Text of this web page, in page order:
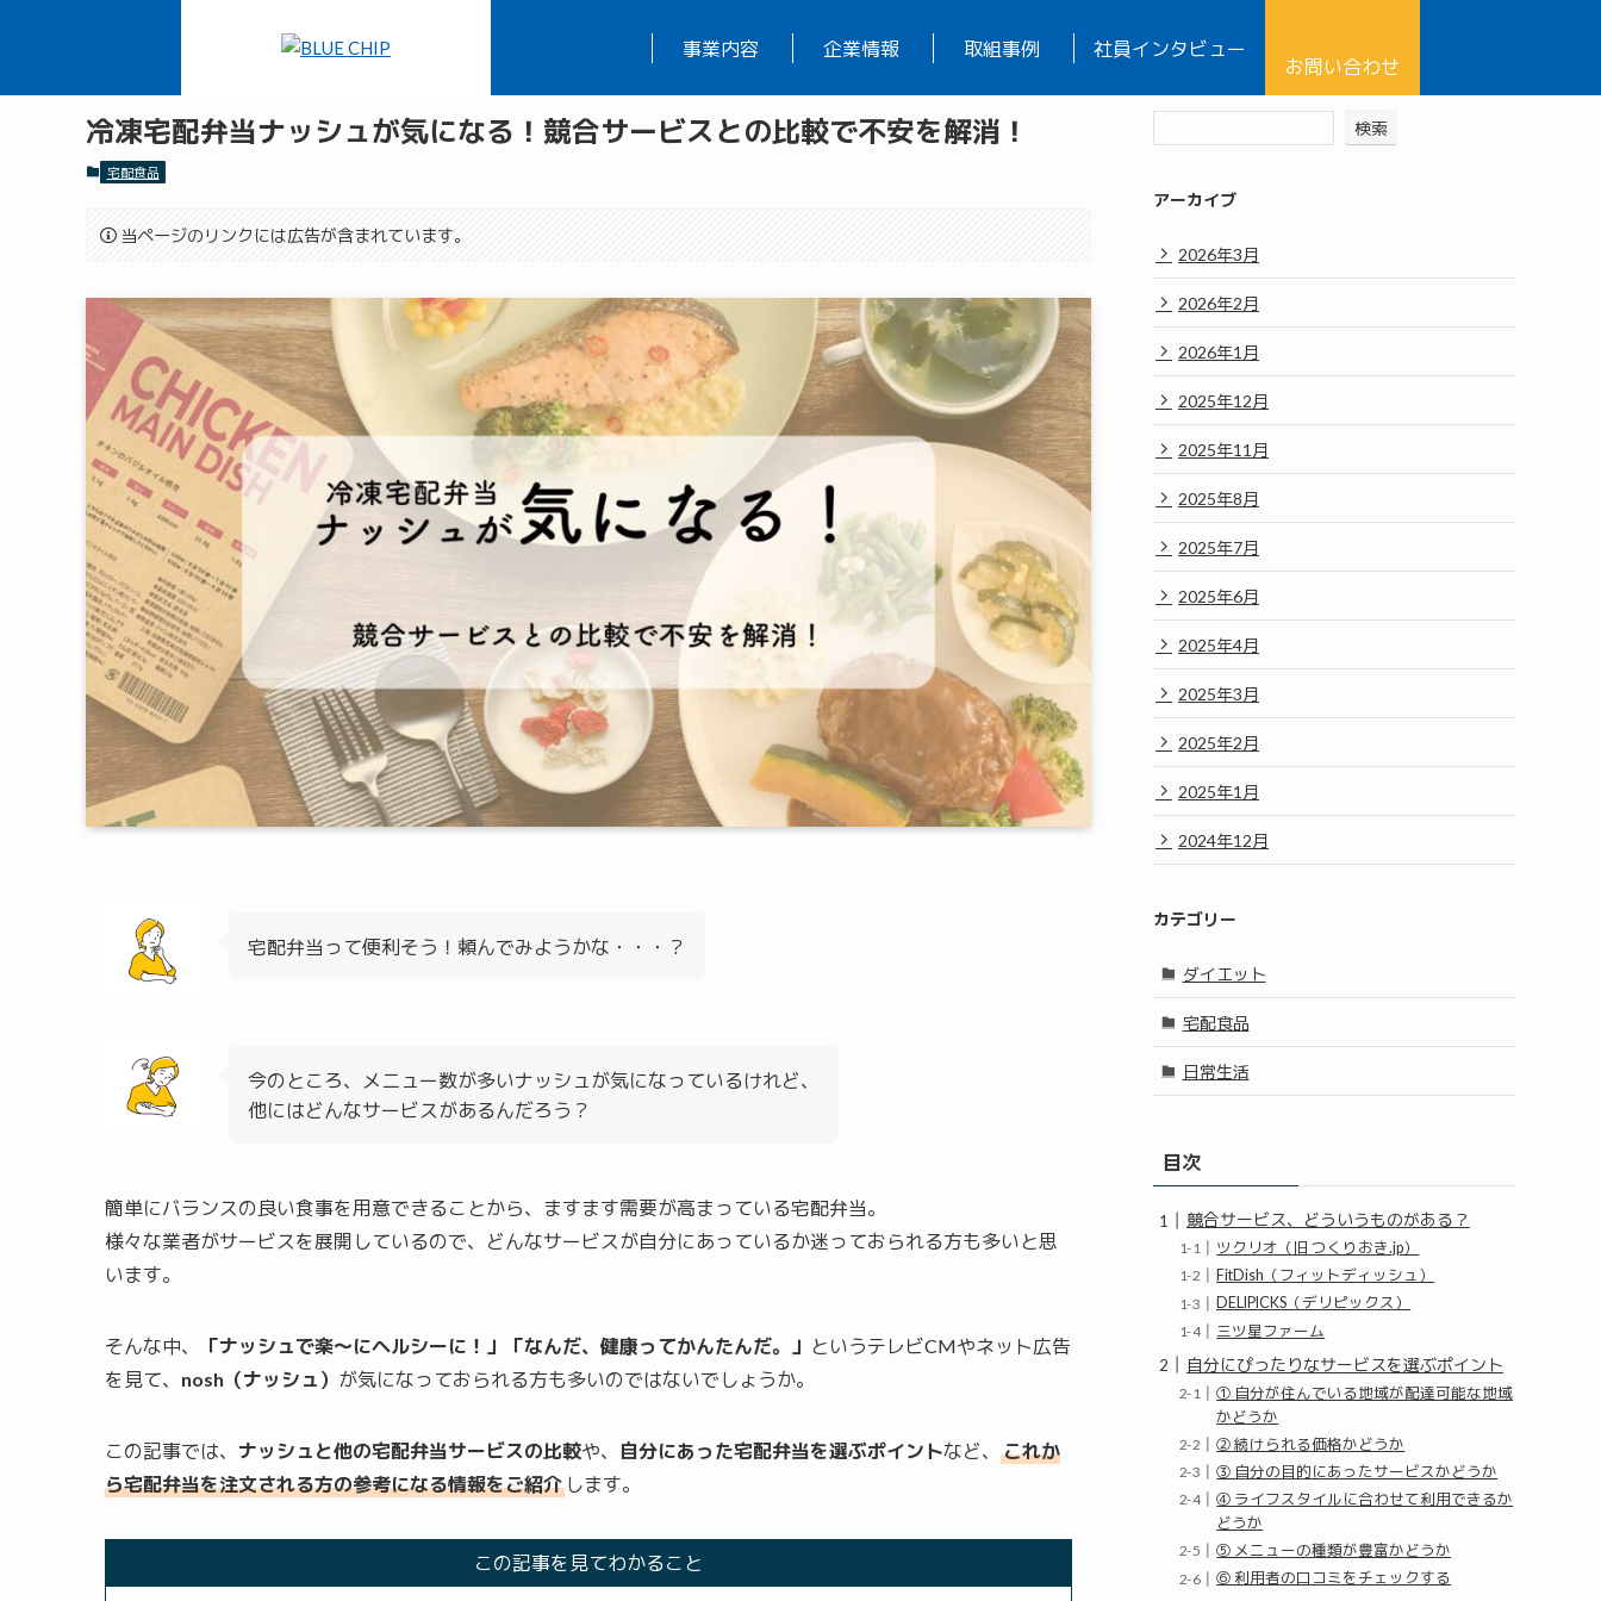
事業内容 企業情報 取組事例 社員インタビュー
お問い合わせ
冷凍宅配弁当ナッシュが気になる！競合サービスとの比較で不安を解消！
宅配食品
当ページのリンクには広告が含まれています。
宅配弁当って便利そう！頼んでみようかな・・・？
今のところ、メニュー数が多いナッシュが気になっているけれど、
他にはどんなサービスがあるんだろう？
簡単にバランスの良い食事を用意できることから、ますます需要が高まっている宅配弁当。
様々な業者がサービスを展開しているので、どんなサービスが自分にあっているか迷っておられる方も多いと思
います。
そんな中、 「ナッシュで楽～にヘルシーに！」「なんだ、健康ってかんたんだ。」 というテレビCMやネット広告
を見て、 nosh（ナッシュ） が気になっておられる方も多いのではないでしょうか。
この記事では、 ナッシュと他の宅配弁当サービスの比較や、 自分にあった宅配弁当を選ぶポイントなど、
これか
ら宅配弁当を注文される方の参考になる情報をご紹介 します。
この記事を見てわかること
検索
アーカイブ
2026年3月
2026年2月
2026年1月
2025年12月
2025年11月
2025年8月
2025年7月
2025年6月
2025年4月
2025年3月
2025年2月
2025年1月
2024年12月
カテゴリー
ダイエット
宅配食品
日常生活
目次
競合サービス、どういうものがある？
ツクリオ（旧 つくりおき.jp）
FitDish（フィットディッシュ）
DELIPICKS（デリピックス）
三ツ星ファーム
自分にぴったりなサービスを選ぶポイント
① 自分が住んでいる地域が配達可能な地域
かどうか
② 続けられる価格かどうか
③ 自分の目的にあったサービスかどうか
④ ライフスタイルに合わせて利用できるか
どうか
⑤ メニューの種類が豊富かどうか
⑥ 利用者の口コミをチェックする